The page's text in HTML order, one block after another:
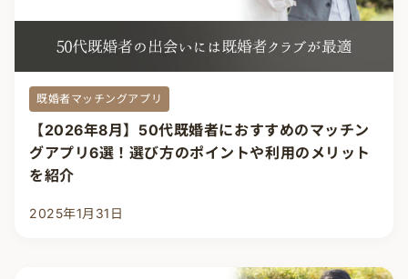
既婚者マッチングアプリ
【2026年8月】50代既婚者におすすめのマッチン
グアプリ6選！選び方のポイントや利用のメリット
を紹介
2025年1月31日